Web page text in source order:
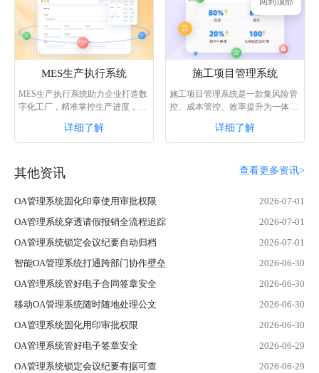
MES生产执行系统
MES生产执行系统助力企业打造数
字化工厂，精准掌控生产进度，合
业解决生产数···详细了解
施工项目管理系统
施工项目管理系统是一款集风险管
控、成本管控、效率提升为一体的
松管理和监···详细了解
其他资讯 查看更多资讯>
OA管理系统固化印章使用审批权限
2026-07-01
OA管理系统穿透请假报销全流程追踪
2026-07-01
OA管理系统锁定会议纪要自动归档
2026-07-01
智能OA管理系统打通跨部门协作壁垒
2026-06-30
OA管理系统管好电子合同签章安全
2026-06-30
移动OA管理系统随时随地处理公文
2026-06-30
OA管理系统固化用印审批权限
2026-06-30
OA管理系统管好电子签章安全
2026-06-29
OA管理系统锁定会议纪要有据可查
2026-06-29